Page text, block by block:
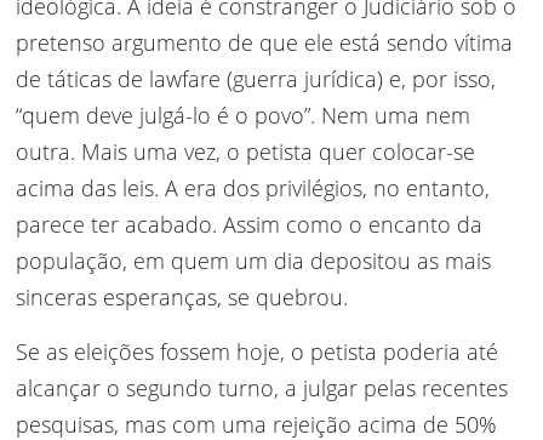
ideológica. A ideia é constranger o Judiciário sob o
pretenso argumento de que ele está sendo vítima
de táticas de lawfare (guerra jurídica) e, por isso,
“quem deve julgá-lo é o povo”. Nem uma nem
outra. Mais uma vez, o petista quer colocar-se
acima das leis. A era dos privilégios, no entanto,
parece ter acabado. Assim como o encanto da
população, em quem um dia depositou as mais
sinceras esperanças, se quebrou.
Se as eleições fossem hoje, o petista poderia até
alcançar o segundo turno, a julgar pelas recentes
pesquisas, mas com uma rejeição acima de 50%